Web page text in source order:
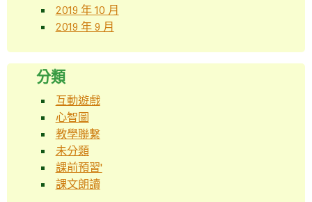
2019 年 10 月
2019 年 9 月
分類
互動遊戲
心智圖
教學聯繫
未分類
課前預習'
課文朗讀